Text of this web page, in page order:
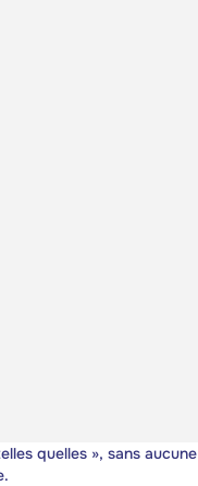
quelles », sans aucune